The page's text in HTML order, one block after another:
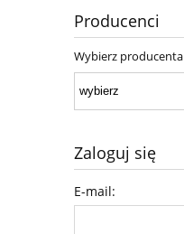
Producenci
Wybierz producenta
Zaloguj się
E-mail: